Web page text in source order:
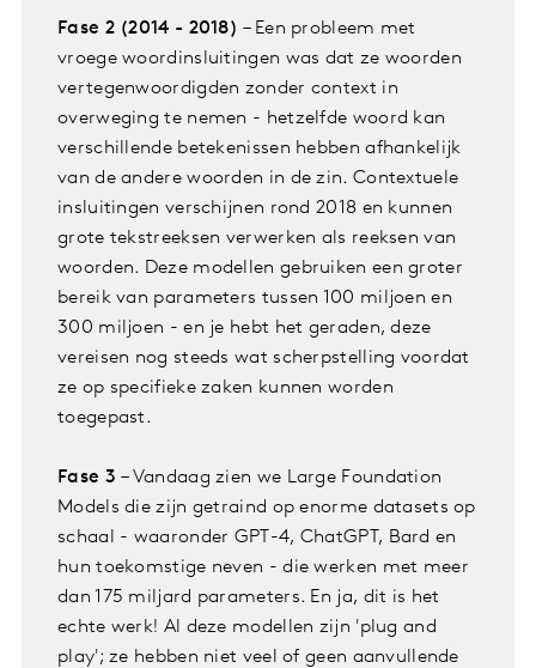
Fase 2 (2014 - 2018)– Een probleem met
vroege woordinsluitingen was dat ze woorden
vertegenwoordigden zonder context in
overweging te nemen - hetzelfde woord kan
verschillende betekenissen hebben afhankelijk
van de andere woorden in de zin. Contextuele
insluitingen verschijnen rond 2018 en kunnen
grote tekstreeksen verwerken als reeksen van
woorden. Deze modellen gebruiken een groter
bereik van parameters tussen 100 miljoen en
300 miljoen - en je hebt het geraden, deze
vereisen nog steeds wat scherpstelling voordat
ze op specifieke zaken kunnen worden
toegepast.
Fase 3– Vandaag zien we Large Foundation
Models die zijn getraind op enorme datasets op
schaal - waaronder GPT-4, ChatGPT, Bard en
hun toekomstige neven - die werken met meer
dan 175 miljard parameters. En ja, dit is het
echte werk! Al deze modellen zijn 'plug and
play'; ze hebben niet veel of geen aanvullende